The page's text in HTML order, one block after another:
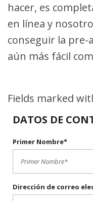
hacer, es
en línea y
conseguir la pre-
aún más fácil
Fields marked
DATOS DE
Primer Nombre*
Dirección de correo